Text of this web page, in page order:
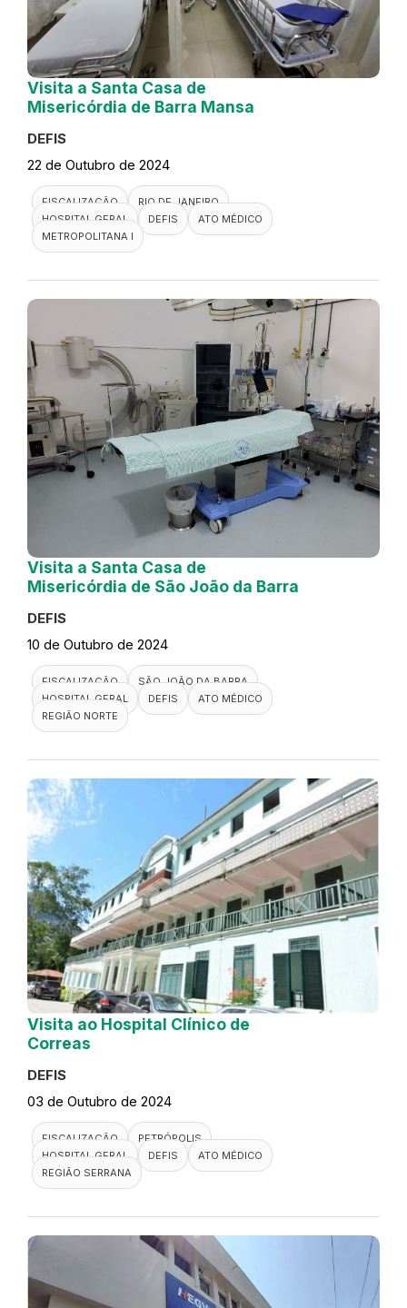
Visita a Santa Casa de
Misericórdia de Barra Mansa
DEFIS
22 de Outubro de 2024
FISCALIZAÇÃO
RIO DE JANEIRO
HOSPITAL GERAL
DEFIS
ATO MÉDICO
METROPOLITANA I
Visita a Santa Casa de
Misericórdia de São João da Barra
DEFIS
10 de Outubro de 2024
FISCALIZAÇÃO
SÃO JOÃO DA BARRA
HOSPITAL GERAL
DEFIS
ATO MÉDICO
REGIÃO NORTE
Visita ao Hospital Clínico de
Correas
DEFIS
03 de Outubro de 2024
FISCALIZAÇÃO
PETRÓPOLIS
HOSPITAL GERAL
DEFIS
ATO MÉDICO
REGIÃO SERRANA